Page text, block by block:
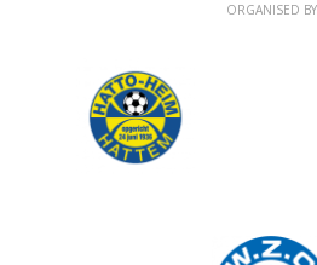
ORGANISED BY